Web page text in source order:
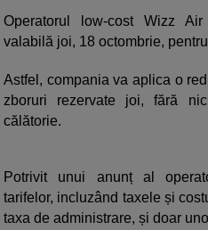
Operatorul low-cost Wizz
valabilă joi, 18 octombrie,
Astfel, compania va aplica o
zboruri rezervate joi, fără
călătorie.
Potrivit unui anunț al
tarifelor, incluzând taxele și
taxa de administrare, și doar